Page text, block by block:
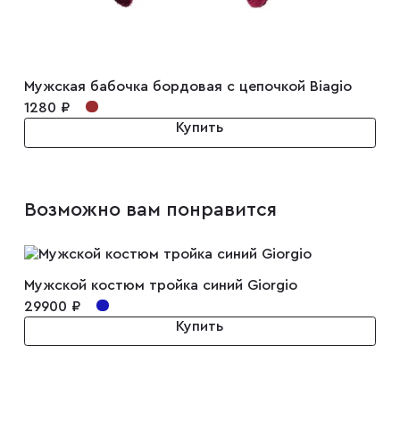
Мужская бабочка бордовая с цепочкой Biagio
1280 ₽
Купить
Возможно вам понравится
Мужской костюм тройка синий Giorgio
29900 ₽
Купить